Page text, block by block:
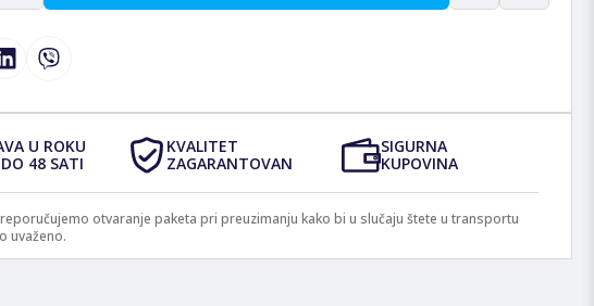
U ROKU
48 SATI
KVALITET
ZAGARANTOVAN
SIGURNA
KUPOVINA
otvaranje paketa pri preuzimanju kako bi u slučaju štete u transportu
uvaženo.